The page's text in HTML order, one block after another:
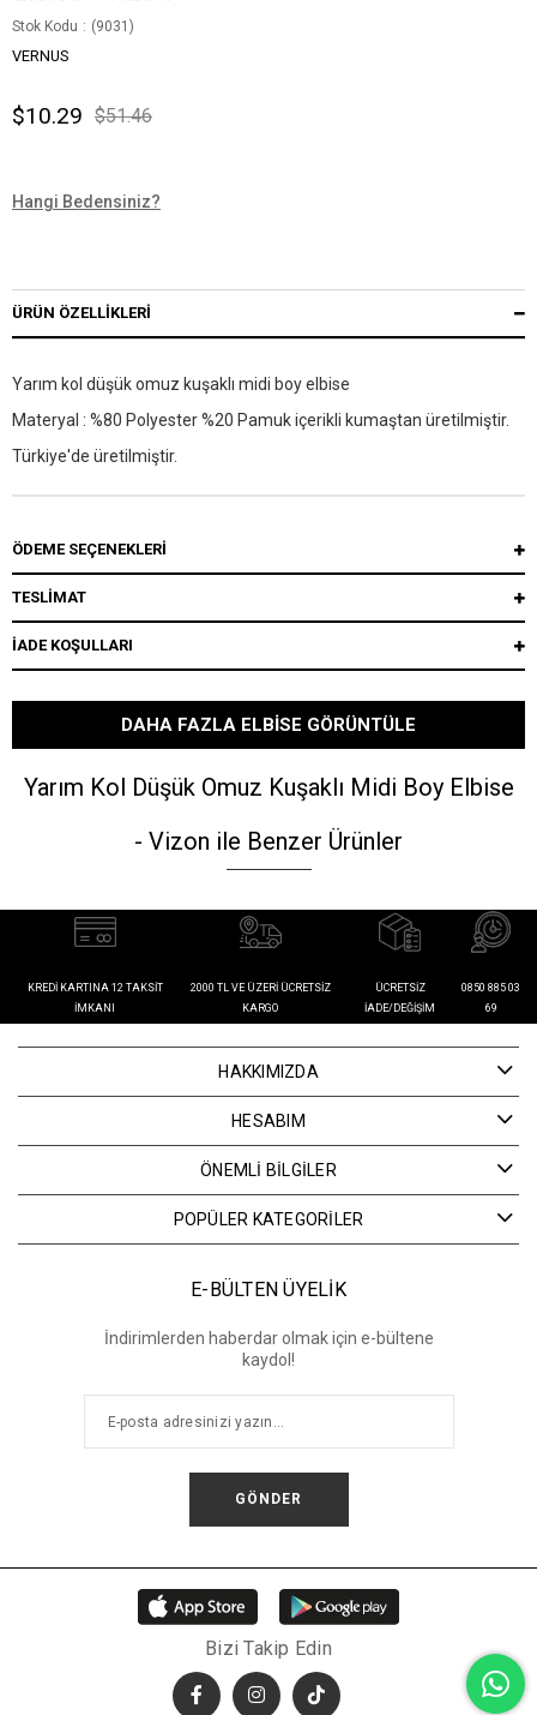
Stok Kodu (9031)
VERNUS
$51.46
$10.29
Hangi Bedensiniz?
ÜRÜN ÖZELLIKLERI
Yarım kol düşük omuz kuşaklı midi boy elbise
Materyal : %80 Polyester %20 Pamuk içerikli kumaştan üretilmiştir.
Türkiye'de üretilmiştir.
ÖDEME SEÇENEKLERI
TESLİMAT
İADE KOŞULLARI
DAHA FAZLA ELBISE GÖRÜNTÜLE
Yarım Kol Düşük Omuz Kuşaklı Midi Boy Elbise
- Vizon ile Benzer Ürünler
KREDI KARTINA 12 TAKSIT
İMKANI
2000 TL VE ÜZERI ÜCRETSIZ
KARGO
ÜCRETSIZ
İADE/DEĞIŞIM
0850 885 03
69
HAKKIMIZDA
HESABIM
ÖNEMLİ BİLGİLER
POPÜLER KATEGORİLER
E-BÜLTEN ÜYELİK
İndirimlerden haberdar olmak için e-bültene
kaydol!
GÖNDER
Bizi Takip Edin